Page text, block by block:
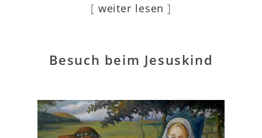
[ weiter lesen ]
Besuch beim Jesuskind